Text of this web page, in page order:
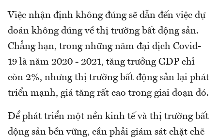
Việc nhận định không đúng sẽ dẫn đến việc dự
đoán không đúng về thị trường bất động sản.
Chẳng hạn, trong những năm đại dịch Covid-
19 là năm 2020 - 2021, tăng trưởng GDP chỉ
còn 2%, nhưng thị trường bất động sản lại phát
triển mạnh, giá tăng rất cao trong giai đoạn đó.
Để phát triển một nền kinh tế và thị trường bất
động sản bền vững, cần phải giám sát chặt chẽ